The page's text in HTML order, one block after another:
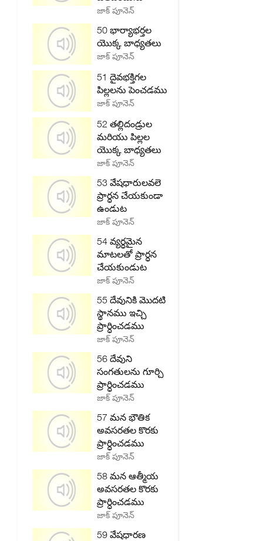
జాక్ పూనెన్
50 భార్యాభర్తల
యొక్క బాధ్యతలు
జాక్ పూనెన్
51 దైవభక్తిగల
పిల్లలను పెంచడము
జాక్ పూనెన్
52 తల్లిదండ్రుల
మరియు పిల్లల
యొక్క బాధ్యతలు
జాక్ పూనెన్
53 వేషధారులవలె
ప్రార్ధన చేయకుండా
ఉండుట
జాక్ పూనెన్
54 వ్యర్ధమైన
మాటలతో ప్రార్ధన
చేయకుండుట
జాక్ పూనెన్
55 దేవునికి మొదటి
స్థానము ఇచ్చి
ప్రార్ధించడము
జాక్ పూనెన్
56 దేవుని
సంగతులను గూర్చి
ప్రార్ధించడము
జాక్ పూనెన్
57 మన భౌతిక
అవసరతల కొరకు
ప్రార్ధించడము
జాక్ పూనెన్
58 మన ఆత్మీయ
అవసరతల కొరకు
ప్రార్ధించడము
జాక్ పూనెన్
59 వేషధారణ